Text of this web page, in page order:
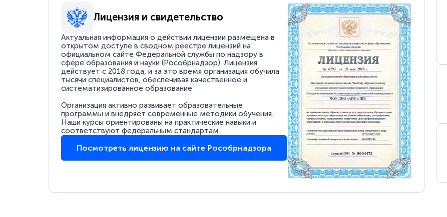
Лицензия и свидетельство
Актуальная информация о действии лицензии размещена в
открытом доступе в сводном реестре лицензий на
официальном сайте Федеральной службы по надзору в
сфере образования и науки (Рособрнадзор). Лицензия
действует с 2018 года, и за это время организация обучила
тысячи специалистов, обеспечивая качественное и
систематизированное образование
Организация активно развивает образовательные
программы и внедряет современные методики обучения.
Наши курсы ориентированы на практические навыки и
соответствуют федеральным стандартам.
Посмотреть лицензию на сайте Рособрнадзора